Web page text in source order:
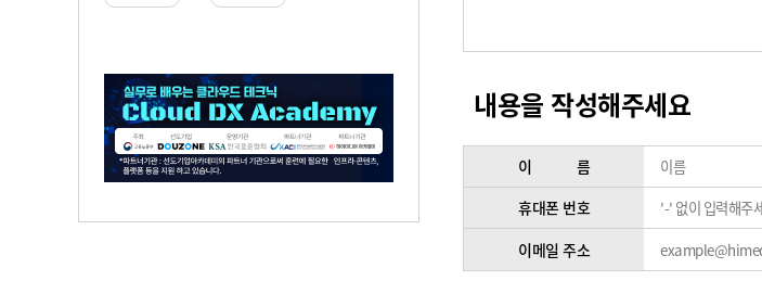
내용을 작성해주세요
이 름
휴대폰 번호
이메일 주소